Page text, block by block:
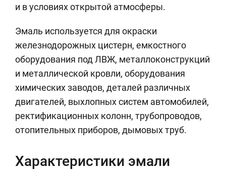
и в условиях открытой атмосферы.
Эмаль используется для окраски
железнодорожных цистерн, емкостного
оборудования под ЛВЖ, металлоконструкций
и металлической кровли, оборудования
химических заводов, деталей различных
двигателей, выхлопных систем автомобилей,
ректификационных колонн, трубопроводов,
отопительных приборов, дымовых труб.
Характеристики эмали